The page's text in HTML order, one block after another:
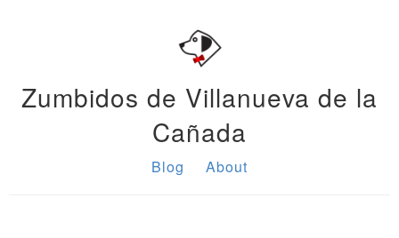
Zumbidos de Villanueva de la
Cañada
Blog About